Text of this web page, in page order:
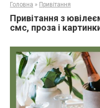
Головна » Привітання
Привітання з
смс, проза і